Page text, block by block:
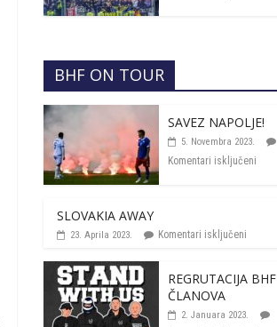
BHF ON TOUR
SAVEZ NAPOLJE!
5. Novembra 2023.
Komentari isključeni
SLOVAKIA AWAY
23. Aprila 2023. Komentari isključeni
REGRUTACIJA BHF
ČLANOVA
2. Januara 2023.